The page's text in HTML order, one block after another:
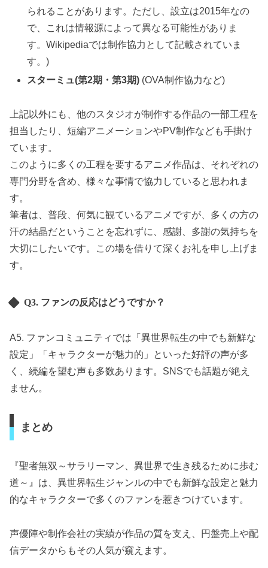
られることがあります。ただし、設立は2015年なの
で、これは情報源によって異なる可能性がありま
す。Wikipediaでは制作協力として記載されていま
す。)
スターミュ(第2期・第3期) (OVA制作協力など)
上記以外にも、他のスタジオが制作する作品の一部工程を
担当したり、短編アニメーションやPV制作なども手掛け
ています。
このように多くの工程を要するアニメ作品は、それぞれの
専門分野を含め、様々な事情で協力していると思われま
す。
筆者は、普段、何気に観ているアニメですが、多くの方の
汗の結晶だということを忘れずに、感謝、多謝の気持ちを
大切にしたいです。この場を借りて深くお礼を申し上げま
す。
Q3. ファンの反応はどうですか？
A5. ファンコミュニティでは「異世界転生の中でも新鮮な
設定」「キャラクターが魅力的」といった好評の声が多
く、続編を望む声も多数あります。SNSでも話題が絶え
ません。
まとめ
『聖者無双～サラリーマン、異世界で生き残るために歩む
道～』は、異世界転生ジャンルの中でも新鮮な設定と魅力
的なキャラクターで多くのファンを惹きつけています。
声優陣や制作会社の実績が作品の質を支え、円盤売上や配
信データからもその人気が窺えます。